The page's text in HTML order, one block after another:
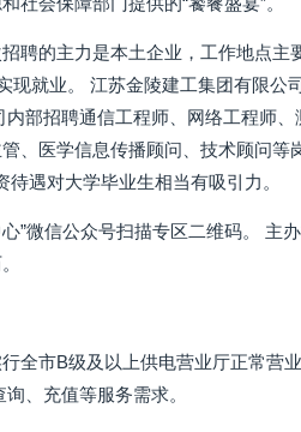
聘的主力是本土企业，工作地点
现就业。 江苏金陵建工集团有限
部招聘通信工程师、网络工程师
、医学信息传播顾问、技术顾问
遇对大学毕业生相当有吸引力。
”微信公众号扫描专区二维码。 主
全市B级及以上供电营业厅正常营
、充值等服务需求。